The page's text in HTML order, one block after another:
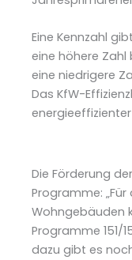
Eine Kennzahl
eine höhere
eine niedrigere
Das KfW-
Die Förderung
Programme:
Wohngebäuden
Programme 151/
dazu gibt es